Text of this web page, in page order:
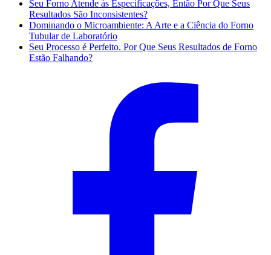
Seu Forno Atende às Especificações, Então Por Que Seus
Resultados São Inconsistentes?
Dominando o Microambiente: A Arte e a Ciência do Forno
Tubular de Laboratório
Seu Processo é Perfeito. Por Que Seus Resultados de Forno
Estão Falhando?